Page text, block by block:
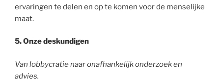
ervaringen te delen en op te komen voor de menselijke
maat.
5. Onze deskundigen
Van lobbycratie naar onafhankelijk onderzoek en
advies.